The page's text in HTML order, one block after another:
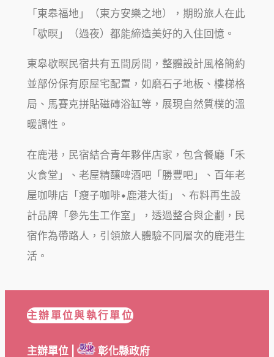
「東皋福地」（東方安樂之地），期盼旅人在此
「歇暝」（過夜）都能締造美好的入住回憶。
東皋歇暝民宿共有五間房間，整體設計風格簡約
並部份保有原屋宅配置，如磨石子地板、樓梯格
局、馬賽克拼貼磁磚浴缸等，展現自然質樸的溫
暖調性。
在鹿港，民宿結合青年夥伴店家，包含餐廳「禾
火食堂」、老屋精釀啤酒吧「勝豐吧」、百年老
屋咖啡店「瘦子咖啡•鹿港大街」、布料再生設
計品牌「參先生工作室」，透過整合與企劃，民
宿作為帶路人，引領旅人體驗不同層次的鹿港生
活。
主辦單位與執行單位
主辦單位 | 彰化縣政府